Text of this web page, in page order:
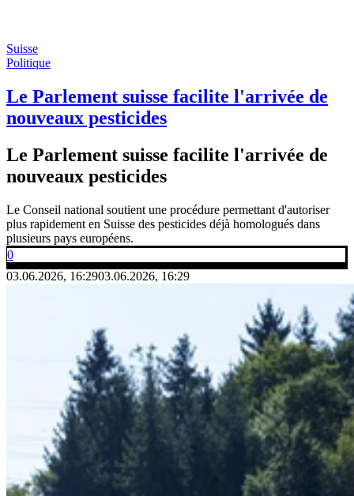
Suisse
Politique
Le Parlement suisse facilite l'arrivée de
nouveaux pesticides
Le Parlement suisse facilite l'arrivée de
nouveaux pesticides
Le Conseil national soutient une procédure permettant d'autoriser
plus rapidement en Suisse des pesticides déjà homologués dans
plusieurs pays européens.
0
03.06.2026, 16:2903.06.2026, 16:29